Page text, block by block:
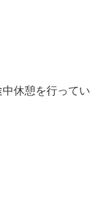
休憩を行ってい